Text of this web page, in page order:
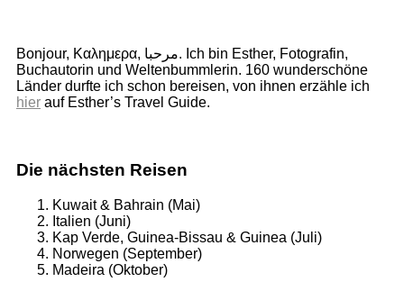
Bonjour, Καλημερα, مرحبا. Ich bin Esther, Fotografin,
Buchautorin und Weltenbummlerin. 160 wunderschöne
Länder durfte ich schon bereisen, von ihnen erzähle ich
hier auf Esther’s Travel Guide.
Die nächsten Reisen
Kuwait & Bahrain (Mai)
Italien (Juni)
Kap Verde, Guinea-Bissau & Guinea (Juli)
Norwegen (September)
Madeira (Oktober)